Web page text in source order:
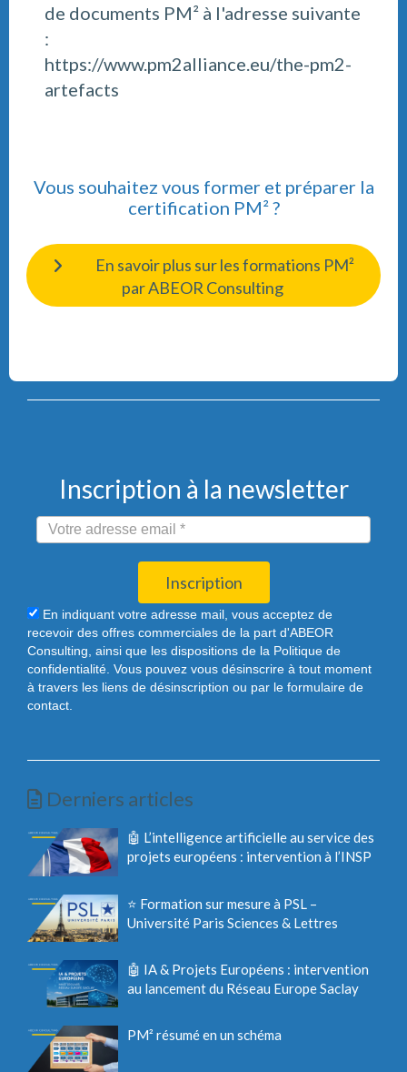
de documents PM² à l'adresse suivante
:
https://www.pm2alliance.eu/the-pm2-
artefacts
Vous souhaitez vous former et préparer la
certification PM² ?
En savoir plus sur les formations PM²
par ABEOR Consulting
Inscription à la newsletter
Inscription
En indiquant votre adresse mail, vous acceptez de
recevoir des offres commerciales de la part d'ABEOR
Consulting, ainsi que les dispositions de la Politique de
confidentialité. Vous pouvez vous désinscrire à tout moment
à travers les liens de désinscription ou par le formulaire de
contact.
Derniers articles
🤖 L’intelligence artificielle au service des
projets européens : intervention à l’INSP
⭐ Formation sur mesure à PSL –
Université Paris Sciences & Lettres
🤖 IA & Projets Européens : intervention
au lancement du Réseau Europe Saclay
PM² résumé en un schéma